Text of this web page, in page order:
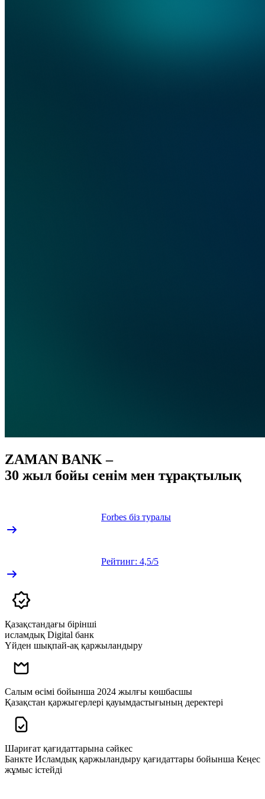
ZAMAN BANK –
30 жыл бойы сенім мен тұрақтылық
Forbes біз туралы
Рейтинг: 4,5/5
Қазақстандағы бірінші
исламдық Digital банк
Үйден шықпай-ақ қаржыландыру
Салым өсімі бойынша 2024 жылғы көшбасшы
Қазақстан қаржыгерлері қауымдастығының деректері
Шариғат қағидаттарына сәйкес
Банкте Исламдық қаржыландыру қағидаттары бойынша Кеңес
жұмыс істейді